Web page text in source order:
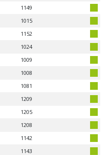
1149
1015
1152
1024
1009
1008
1081
1209
1205
1208
1142
1143